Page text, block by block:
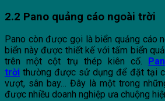
2.2 Pano quảng cáo ngoài trời
Pano còn được gọi là biển quảng cáo
biển này được thiết kế với tấm biển
trên một cột trụ thép kiên cố.
trời thường được sử dụng để đặt tại
vượt, sân bay… Đây là một trong
được nhiều doanh nghiệp ưa chuộng